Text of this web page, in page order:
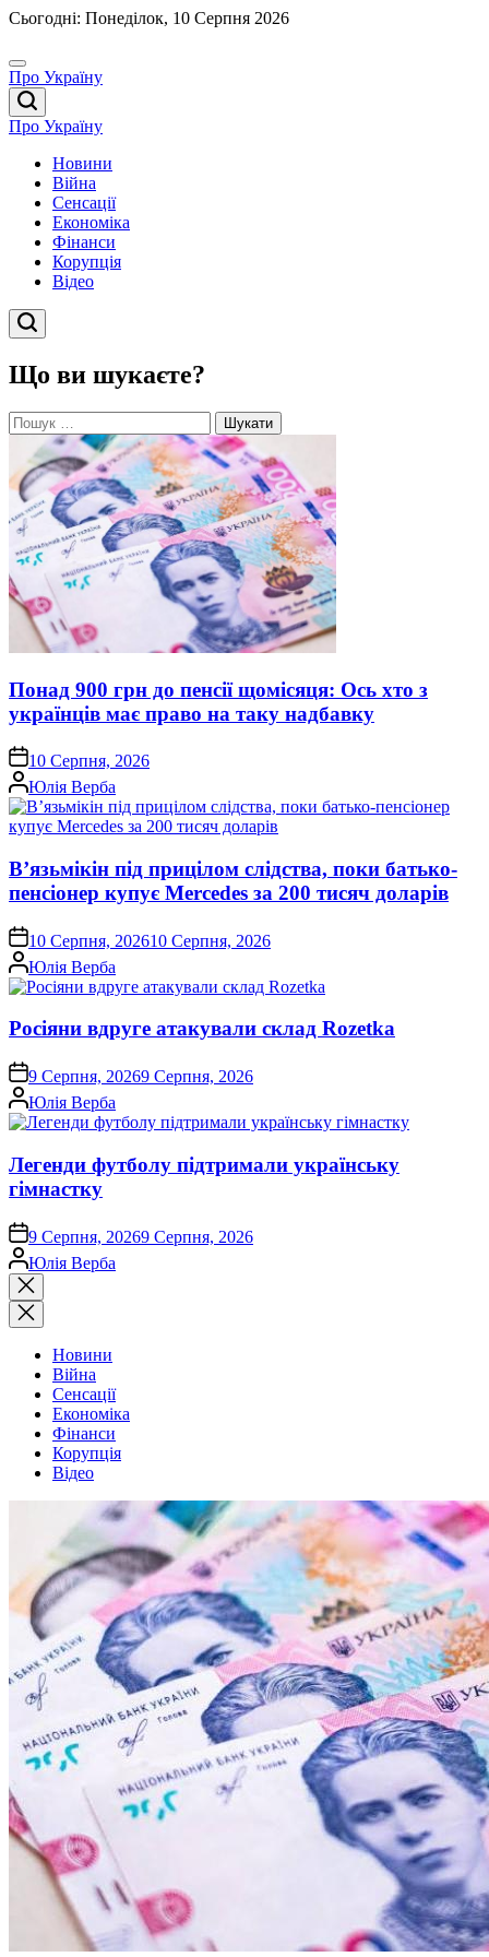
Перейти
вмісту
Сьогодні: Понеділок, 10 Серпня 2026
Про Україну
Про Україну
Новини
Війна
Сенсації
Економіка
Фінанси
Корупція
Відео
Що ви шукаєте?
Пошук:
Понад 900 грн до пенсії щомісяця: Ось хто з
українців має право на таку надбавку
on 10 Серпня, 2026
Опубліковано
Юлія Верба
В’язьмікін під прицілом слідства, поки батько-
пенсіонер купує Mercedes за 200 тисяч доларів
on 10 Серпня, 202610 Серпня, 2026
Опубліковано
Юлія Верба
Росіяни вдруге атакували склад Rozetka
on9 Серпня, 20269 Серпня, 2026
Опубліковано
Юлія Верба
Легенди футболу підтримали українську
гімнастку
on9 Серпня, 20269 Серпня, 2026
Опубліковано
Юлія Верба
Закрити
пошук
Новини
Війна
Сенсації
Економіка
Фінанси
Корупція
Відео